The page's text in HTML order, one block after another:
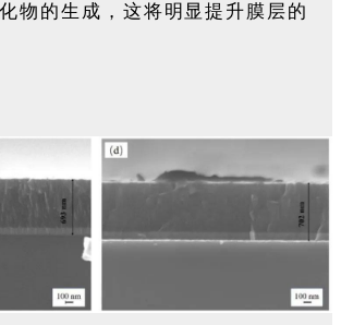
物的生成，这将明显提升膜层的